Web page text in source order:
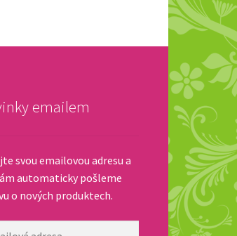
emailem
svou emailovou adresu a
automaticky pošleme
o nových produktech.